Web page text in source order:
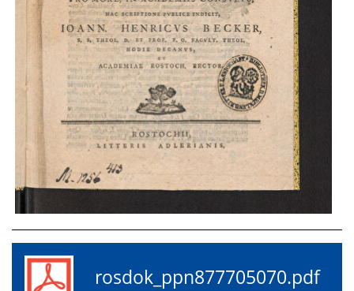
rosdok_ppn877705070.pdf